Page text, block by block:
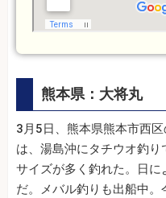
熊本県：大将丸
3月5日、熊本県熊本市西
は、湯島沖にタチウオ釣
サイズが多く釣れた。日
だ。メバル釣りも出船中